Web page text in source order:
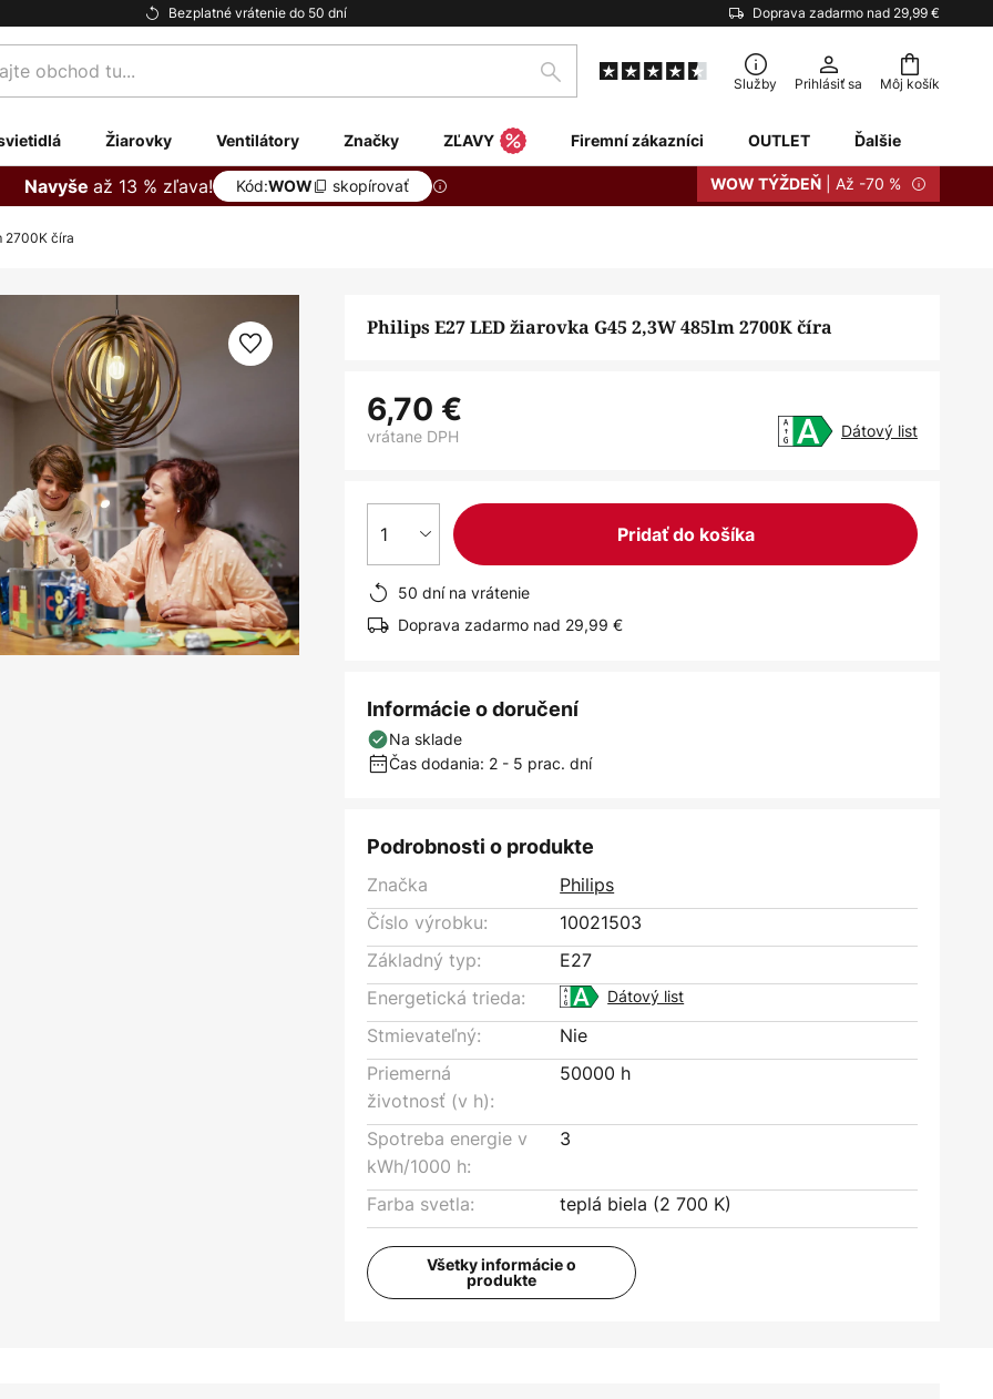
Bezplatné vrátenie do 50 dní Doprava zadarmo nad 29,99 €
Môj košík
Hľadať Služby Prihlásiť sa
Žiarovky Ventilátory Značky ZĽAVY Firemní zákazníci OUTLET Ďalšie
Navyše až 13 % zľava! Kód:WOW skopírovať WOW TÝŽDEŇ | Až -70 %
2700K číra
Philips E27 LED žiarovka G45 2,3W 485lm 2700K číra
6,70 €
vrátane DPH Dátový list
1 Pridať do košíka
50 dní na vrátenie
Doprava zadarmo nad 29,99 €
Informácie o doručení
Na sklade
Čas dodania: 2 - 5 prac. dní
Podrobnosti o produkte
Značka
Philips
Číslo výrobku:
10021503
Základný typ:
E27
Energetická trieda:
Dátový list
Stmievateľný:
Nie
Priemerná
životnosť (v h):
50000 h
Spotreba energie v
kWh/1000 h:
3
Farba svetla: teplá biela (2 700 K)
Všetky informácie o
produkte